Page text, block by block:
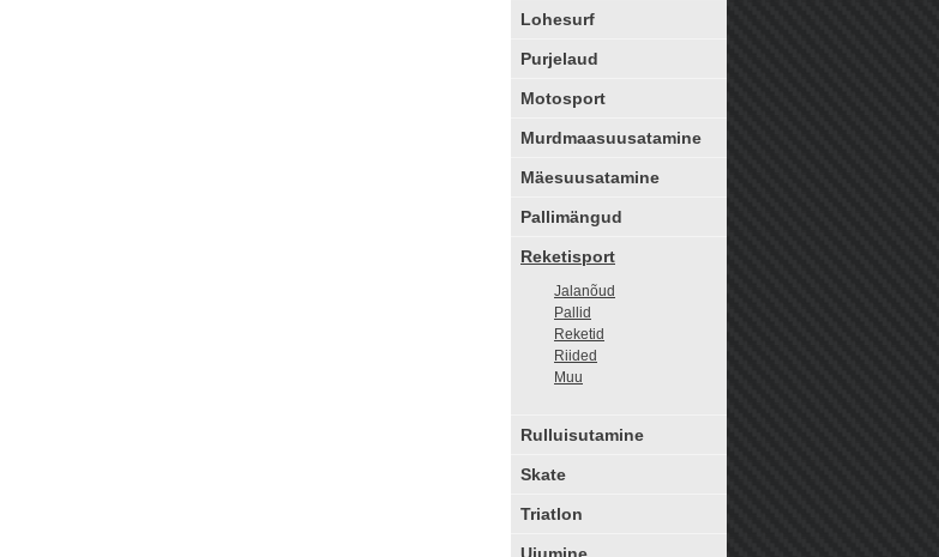
Lohesurf
Purjelaud
Motosport
Murdmaasuusatamine
Mäesuusatamine
Pallimängud
Reketisport
Jalanõud
Pallid
Reketid
Riided
Muu
Rulluisutamine
Skate
Triatlon